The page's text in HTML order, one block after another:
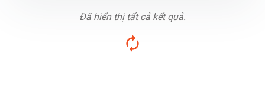
Đã hiển thị tất cả kết quả.